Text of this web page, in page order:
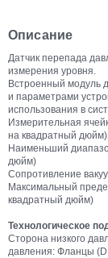
Описание
Датчик перепада
измерения уровня.
Встроенный модуль
и параметрами
использования в
Измерительная
на квадратный дюйм)
Наименьший
дюйм)
Сопротивление
Максимальный
квадратный дюйм)
Технологическое
Сторона низкого
давления: Фланцы